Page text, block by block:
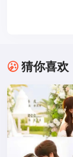
猜你喜欢